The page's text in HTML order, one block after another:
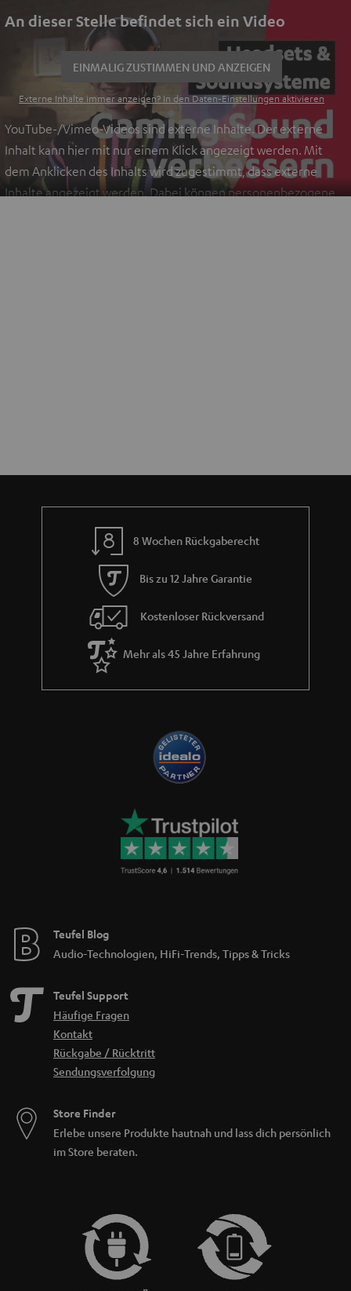
An dieser Stelle befindet sich ein Video
EINMALIG ZUSTIMMEN UND ANZEIGEN
Externe Inhalte immer anzeigen? In den Daten‑Einstellungen aktivieren
YouTube-/Vimeo-Videos sind externe Inhalte. Der externe
Inhalt kann hier mit nur einem Klick angezeigt werden. Mit
dem Anklicken des Inhalts wird zugestimmt, dass externe
Inhalte angezeigt werden. Dabei können personenbezogene
8 Wochen Rückgaberecht
Bis zu 12 Jahre Garantie
Kostenloser Rückversand
Mehr als 45 Jahre Erfahrung
Teufel Blog
Audio-Technologien, HiFi-Trends, Tipps & Tricks
Teufel Support
Häufige Fragen
Kontakt
Rückgabe / Rücktritt
Sendungsverfolgung
Store Finder
Erlebe unsere Produkte hautnah und lass dich persönlich
im Store beraten.